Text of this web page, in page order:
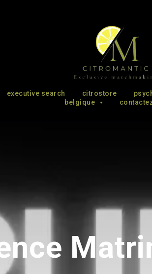
executive search citrostore
belgique